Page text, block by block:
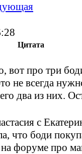
Цитата
вот про три
не всегда
два из них.
с
что боди
форуме про